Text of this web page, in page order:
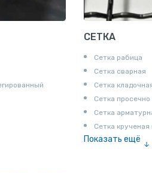
СЕТКА
Сетка рабица
Сетка сварная
Сетка
Сетка
Сетка
Сетка
Показать ещё